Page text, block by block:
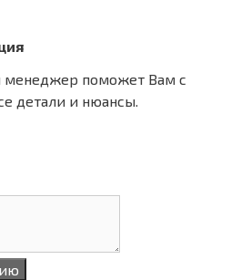
менеджер поможет Вам с
детали и нюансы.